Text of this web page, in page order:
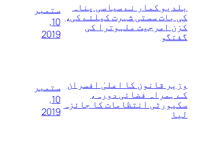
بلدیو کمار نے سیاسی پناہ
کی بات سستی شہرت کیلئے کی،
کزن امرجیت ملہوترا کی
گفتگو
ستمبر
10,
2019
وزیر قانون کا اعلیٰ‌ افسران
کے ہمراہ فضائی دورہ،
سکیورٹی انتظامات کا جائزہ
لیا
ستمبر
10,
2019